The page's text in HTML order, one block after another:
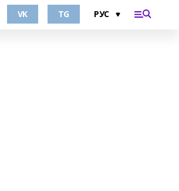
VK TG